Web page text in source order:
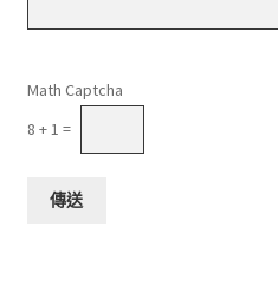
Math Captcha
8 + 1 =